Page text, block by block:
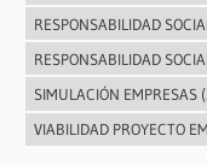
RESPONSABILIDAD
RESPONSABILIDAD
SIMULACIÓN EMPRESAS
VIABILIDAD PROYECTO